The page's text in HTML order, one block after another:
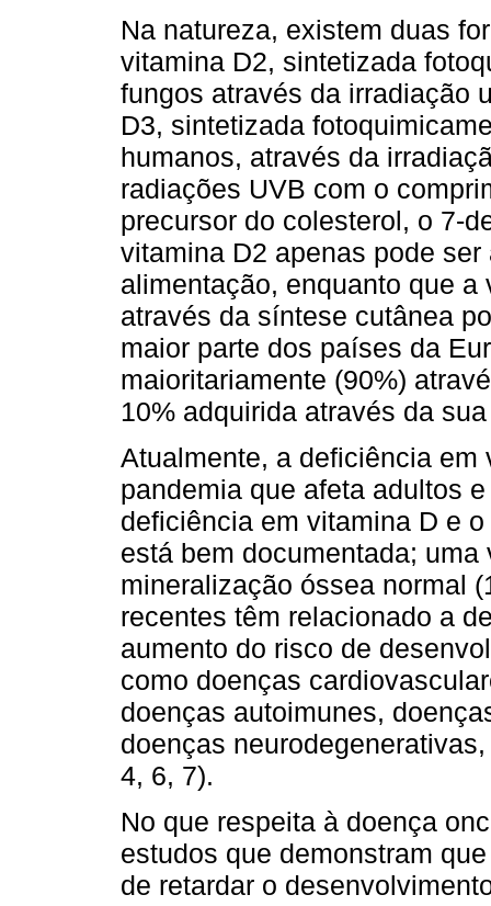
Na natureza, existem duas
vitamina D2, sintetizada
fungos através da irradiação
D3, sintetizada
humanos, através da
radiações UVB com o
precursor do colesterol, o 7-
vitamina D2 apenas pode
alimentação, enquanto que
através da síntese cutânea
maior parte dos países da
maioritariamente (90%)
10% adquirida através da
Atualmente, a deficiência
pandemia que afeta adultos
deficiência em vitamina D e
está bem documentada;
mineralização óssea normal
recentes têm relacionado a
aumento do risco de
como doenças
doenças autoimunes,
doenças
4, 6, 7).
No que respeita à doença
estudos que demonstram
de retardar o